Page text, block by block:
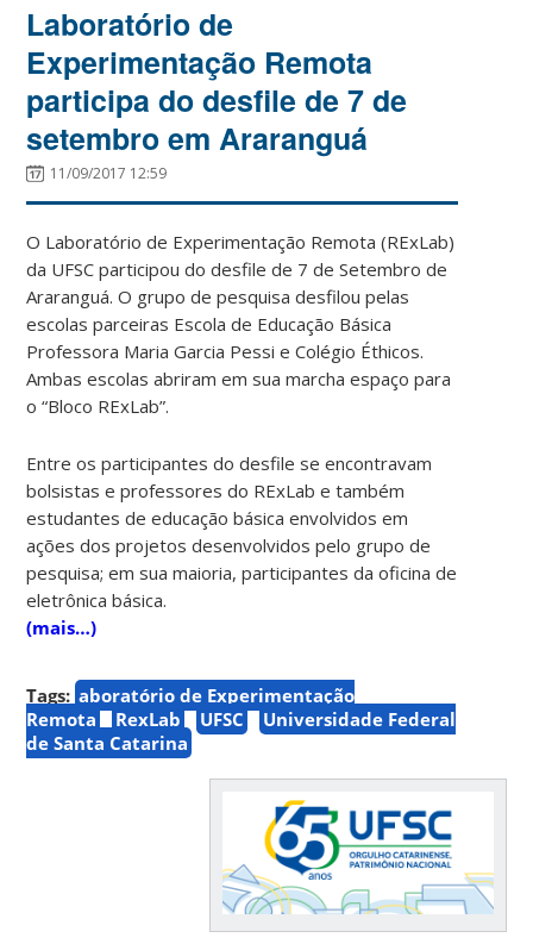
Laboratório de
Experimentação Remota
participa do desfile de 7 de
setembro em Araranguá
11/09/2017 12:59
O Laboratório de Experimentação Remota (RExLab)
da UFSC participou do desfile de 7 de Setembro de
Araranguá. O grupo de pesquisa desfilou pelas
escolas parceiras Escola de Educação Básica
Professora Maria Garcia Pessi e Colégio Éthicos.
Ambas escolas abriram em sua marcha espaço para
o “Bloco RExLab”.
Entre os participantes do desfile se encontravam
bolsistas e professores do RExLab e também
estudantes de educação básica envolvidos em
ações dos projetos desenvolvidos pelo grupo de
pesquisa; em sua maioria, participantes da oficina de
eletrônica básica.
(mais…)
Tags: aboratório de Experimentação
Remota
RexLab UFSC
Universidade Federal
de Santa Catarina